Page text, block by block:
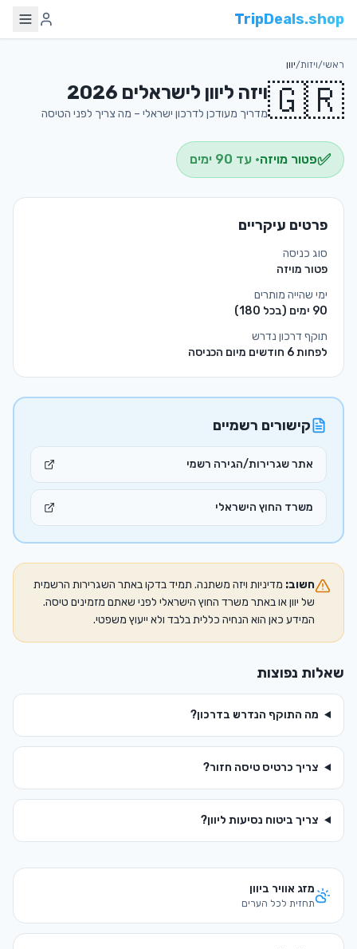
TripDeals.shop
ראשי/ויזות/יוון
🇬🇷ויזה ליוון לישראלים 2026
מדריך מעודכן לדרכון ישראלי – מה צריך לפני הטיסה
✅פטור מויזה· עד 90 ימים
פרטים עיקריים
סוג כניסה
פטור מויזה
ימי שהייה מותרים
90 ימים (בכל 180)
תוקף דרכון נדרש
לפחות 6 חודשים מיום הכניסה
קישורים רשמיים
אתר שגרירות/הגירה רשמי
משרד החוץ הישראלי
חשוב: מדיניות ויזה משתנה. תמיד בדקו באתר השגרירות הרשמית
של יווןאו באתר משרד החוץ הישראלי לפני שאתם מזמינים טיסה.
המידע כאן הוא הנחיה כללית בלבד ולא ייעוץ משפטי.
שאלות נפוצות
מה התוקף הנדרש בדרכון?
צריך כרטיס טיסה חזור?
צריך ביטוח נסיעות ליוון?
מזג אוויר ביוון
תחזית לכל הערים